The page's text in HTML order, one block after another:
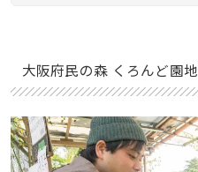
大阪府民の森 くろんど園地